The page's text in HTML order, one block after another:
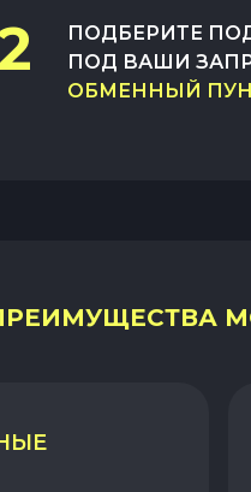
ПОДБЕРИТЕ
ПОД ВАШИ
ОБМЕННЫЙ